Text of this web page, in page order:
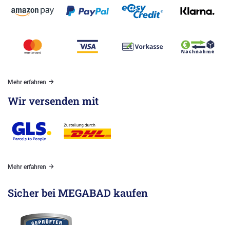
Mehr erfahren
Wir versenden mit
Mehr erfahren
Sicher bei MEGABAD kaufen